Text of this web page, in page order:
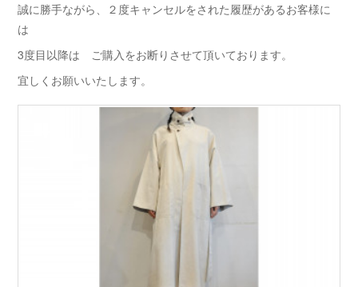
誠に勝手ながら、２度キャンセルをされた履歴があるお客様に
は
3度目以降は ご購入をお断りさせて頂いております。
宜しくお願いいたします。